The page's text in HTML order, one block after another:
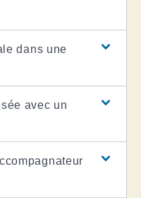
dans une
avec un